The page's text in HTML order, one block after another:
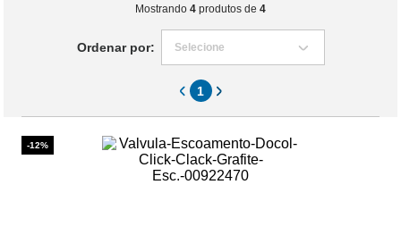
Mostrando 4 produtos de 4
1
Ordenar por: Selecione
-12%